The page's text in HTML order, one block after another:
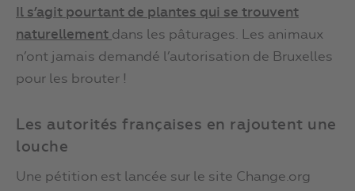
Il s’agit pourtant de plantes qui se trouvent
naturellement dans les pâturages. Les animaux
n’ont jamais demandé l’autorisation de Bruxelles
pour les brouter !
Les autorités françaises en rajoutent une
louche
Une pétition est lancée sur le site Change.org